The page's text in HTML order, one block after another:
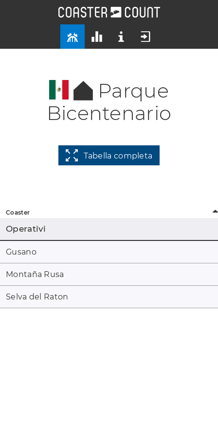
Parque
Bicentenario
Tabella completa
Coaster
Operativi
Gusano
Montaña Rusa
Selva del Raton